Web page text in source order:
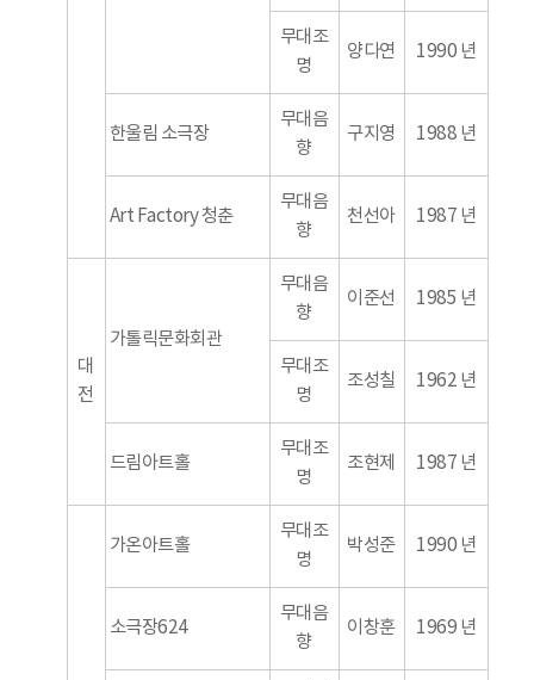
무대조
명
양다연 1990 년
한울림 소극장
무대음
향
구지영 1988 년
Art Factory 청춘
무대음
향
천선아 1987 년
대
전
가톨릭문화회관
무대음
향
이준선 1985 년
무대조
명
조성칠 1962 년
드림아트홀
무대조
명
조현제 1987 년
가온아트홀
무대조
명
박성준 1990 년
소극장624
무대음
향
이창훈 1969 년